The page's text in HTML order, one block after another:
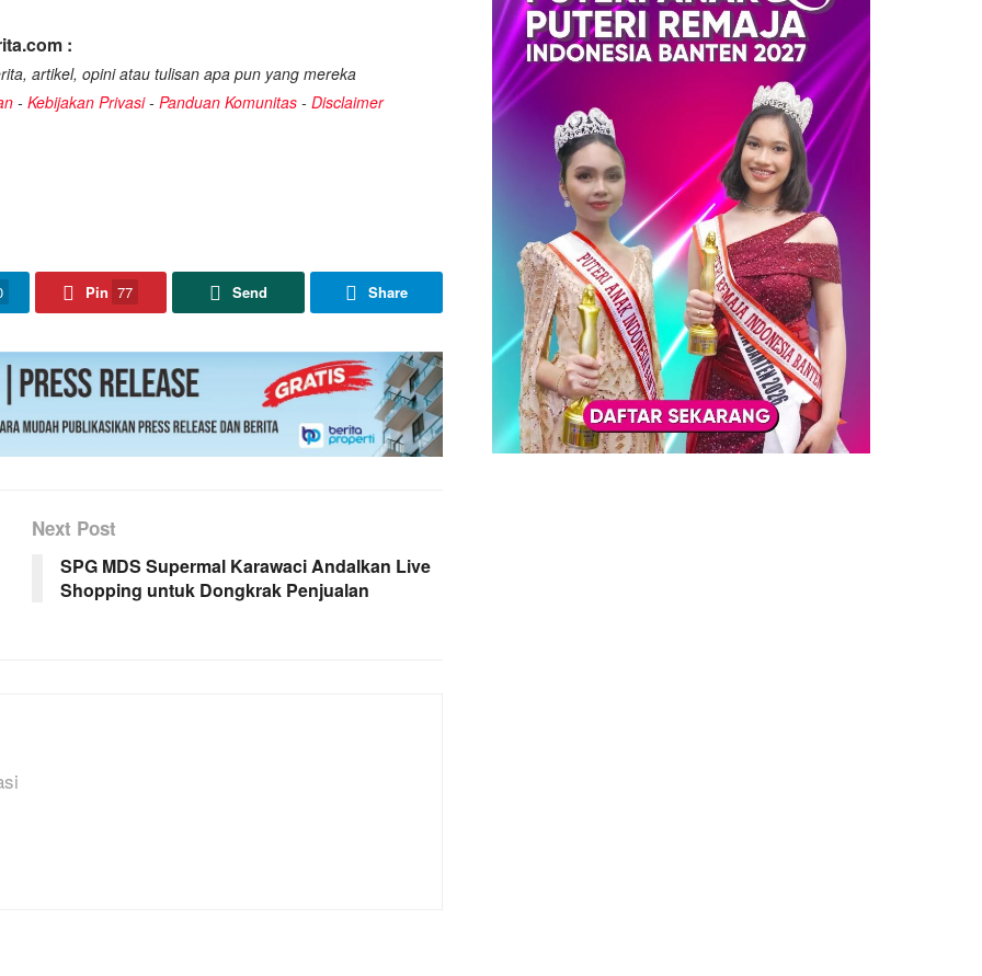
:
artikel, opini atau tulisan apa pun yang mereka
- Kebijakan Privasi- Panduan Komunitas - Disclaimer
Pin 77 Send Share
Next Post
SPG MDS Supermal Karawaci Andalkan Live
Shopping untuk Dongkrak Penjualan